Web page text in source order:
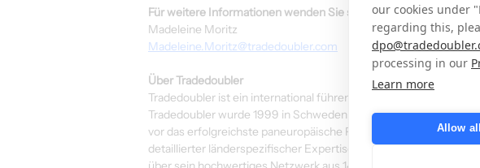
Für weitere Informationen wenden Sie sich bitte an:
Madeleine Moritz
Madeleine.Moritz@tradedoubler.com
Über Tradedoubler
Tradedoubler ist ein international führendes Unternehmen im
Tradedoubler wurde 1999 in Schweden gegründet und war
vor das erfolgreichste paneuropäische Performance-
detaillierter länderspezifischer Expertise verbindet.
our cookies under
regarding this,
processing in our
Learn more
Allow all